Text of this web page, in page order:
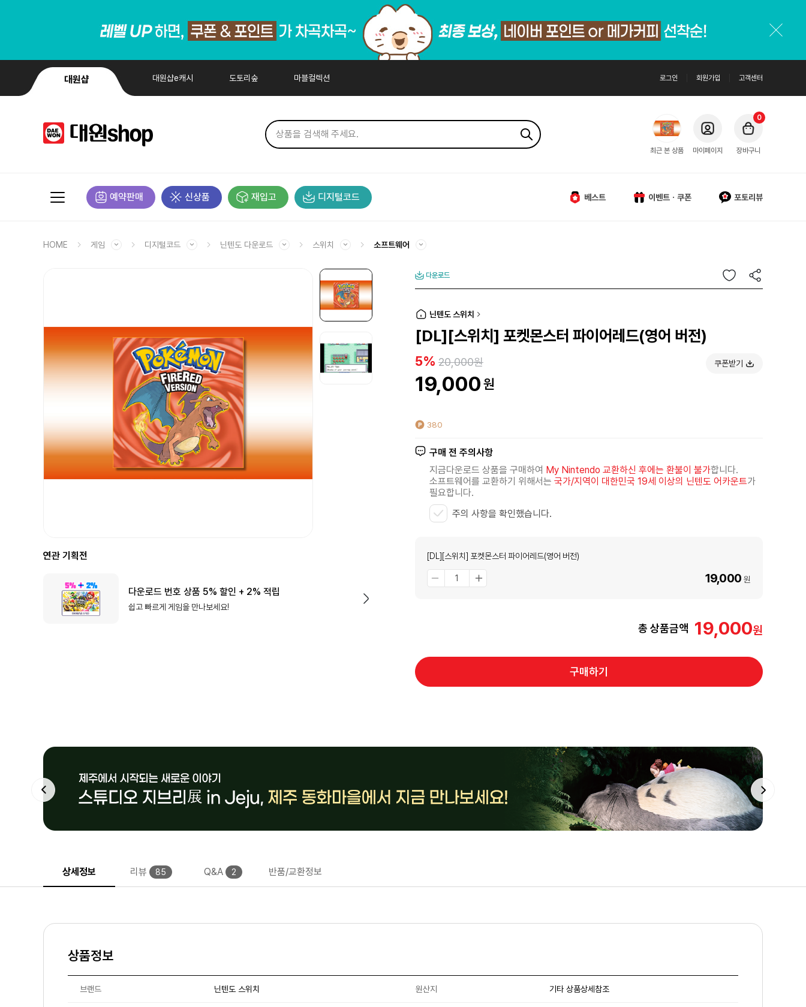
대원샵 대원샵e캐시 도토리숲 마블컬렉션 로그인 회원가입 고객센터
최근 본 상품 마이페이지 장바구니
0
예약판매 신상품 재입고 디지털코드 베스트 이벤트ㆍ쿠폰 포토리뷰
HOME 게임 디지털코드 닌텐도 다운로드 스위치 소프트웨어
연관 기획전
다운로드 번호 상품 5% 할인 + 2% 적립
쉽고 빠르게 게임을 만나보세요!
다운로드
닌텐도 스위치
[DL][스위치] 포켓몬스터 파이어레드(영어 버전)
5% 20,000원
19,000 원
쿠폰받기
380
구매 전 주의사항
지금다운로드 상품을 구매하여 My Nintendo 교환하신 후에는 환불이 불가합니다.
소프트웨어를 교환하기 위해서는 국가/지역이 대한민국 19세 이상의 닌텐도 어카운트가
필요합니다.
주의 사항을 확인했습니다.
[DL][스위치] 포켓몬스터 파이어레드(영어 버전)
19,000 원
총 상품금액 19,000
구매하기
상세정보 리뷰 85 Q&A 2 반품/교환정보
상품정보
브랜드 닌텐도 스위치 원산지 기타 상품상세참조